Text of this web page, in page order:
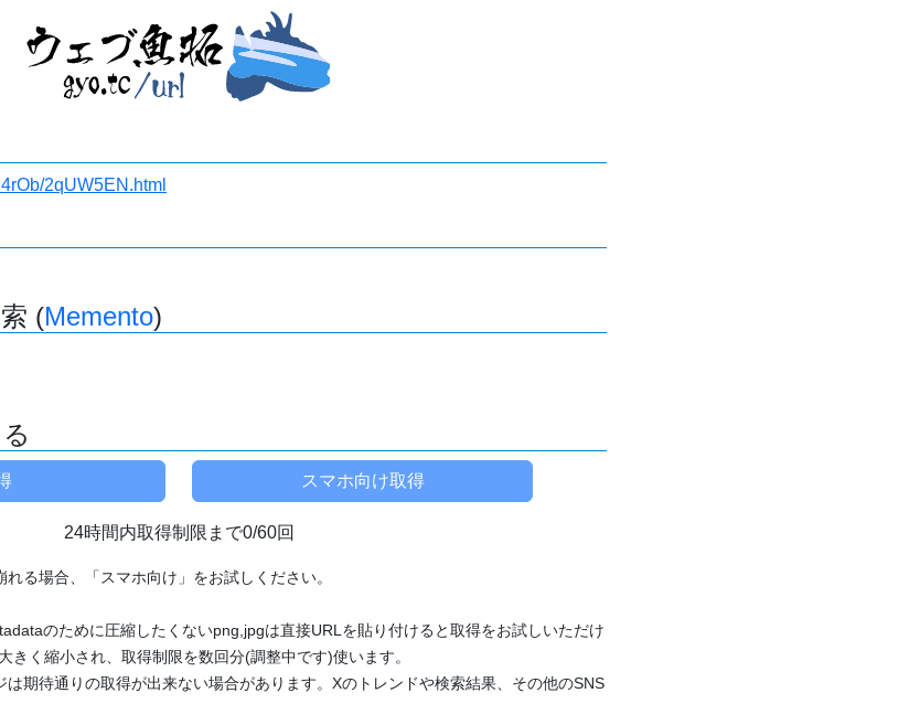
2qUW5EN.html
(Memento)
24時間内取得制限まで0/60回
る場合、「スマホ向け」をお試しください。
のために圧縮したくないpng,jpgは直接URLを貼り付けると取得をお試しいただけ
きく縮小され、取得制限を数回分(調整中です)使います。
期待通りの取得が出来ない場合があります。Xのトレンドや検索結果、その他のSNS